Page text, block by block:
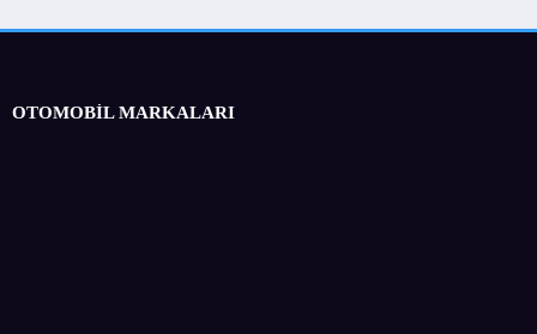
OTOMOBİL MARKALARI